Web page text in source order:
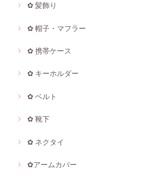
✿ 髪飾り
✿ 帽子・マフラー
✿ 携帯ケース
✿ キーホルダー
✿ ベルト
✿ 靴下
✿ ネクタイ
✿アームカバー